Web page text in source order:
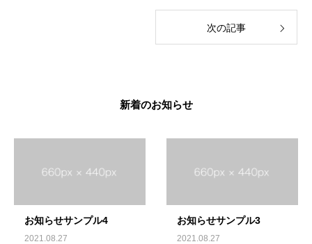
次の記事
新着のお知らせ
お知らせサンプル4
2021.08.27
お知らせサンプル3
2021.08.27